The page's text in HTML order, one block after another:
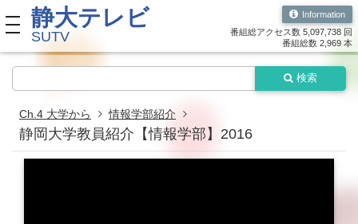
toggle navigation
静大テレビ
SUTV
Information
番組総アクセス数 5,097,738 回
番組総数 2,969 本
検索
Ch.4 大学から 情報学部紹介
静岡大学教員紹介【情報学部】2016